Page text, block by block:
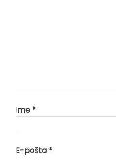
Ime *
E-pošta *